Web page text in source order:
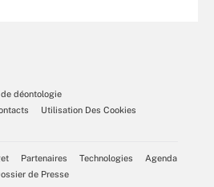
déontologie
Utilisation Des Cookies
Partenaires Technologies
Agenda
de Presse